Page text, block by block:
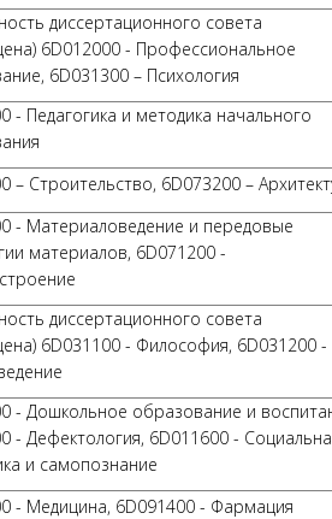
диссертационного совета
6D012000 - Профессиональное
6D031300 – Психология
- Педагогика и методика начального
– Строительство, 6D073200 –
- Материаловедение и передовые
материалов, 6D071200 -
диссертационного совета
6D031100 - Философия, 6D031200 -
- Дошкольное образование и
- Дефектология, 6D011600 -
и самопознание
- Медицина, 6D091400 - Фармация